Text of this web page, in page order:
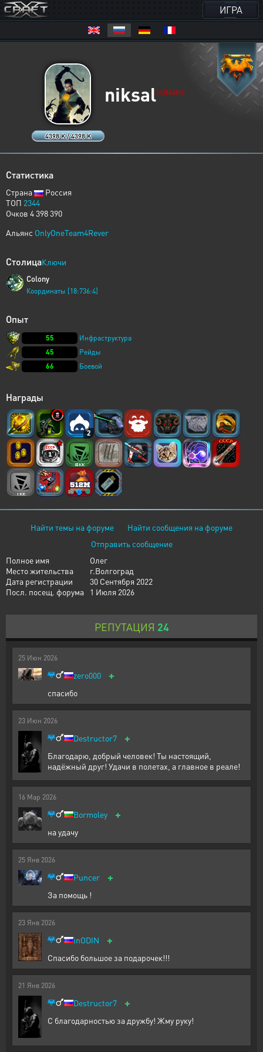
ИГРА
4398 K / 4398 K
niksalHUMANS
Статистика
Страна
Россия
ТОП 2344
Очков 4 398 390
Альянс OnlyOneTeam4Rever
СтолицаКлючи
Colony
Координаты [18:736:4]
Опыт
55
Инфраструктура
45
Рейды
66
Боевой
Награды
2
Найти темы на форуме
Найти сообщения на форуме
Отправить сообщение
Полное имя
Олег
Место жительства
г.Волгоград
Дата регистрации
30 Сентября 2022
Посл. посещ. форума
1 Июля 2026
РЕПУТАЦИЯ 24
25 Июн 2026
zero000 +
спасибо
23 Июн 2026
Destructor7 +
Благодарю, добрый человек! Ты настоящий,
надёжный друг! Удачи в полетах, а главное в реале!
16 Мар 2026
Bormoley +
на удачу
25 Янв 2026
Puncer +
За помощь !
23 Янв 2026
inODIN +
Спасибо большое за подарочек!!!
21 Янв 2026
Destructor7 +
С благодарностью за дружбу! Жму руку!